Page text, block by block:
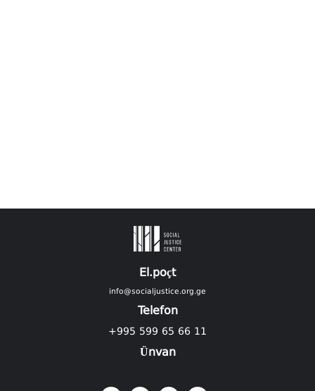
El.poçt
info@socialjustice.org.ge
Telefon
+995 599 65 66 11
Ünvan